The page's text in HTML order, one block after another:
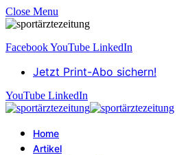
Close Menu
FacebookYouTube LinkedIn
Jetzt Print-Abo sichern!
YouTube LinkedIn
Home
Artikel